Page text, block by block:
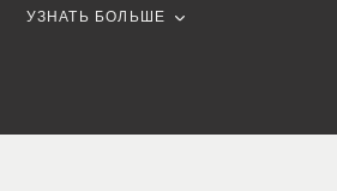
периферически расположенный
УЗНАТЬ БОЛЬШЕ